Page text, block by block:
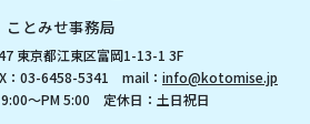
ことみせ事務局
東京都江東区富岡1-13-1 3F
：03-6458-5341 mail： info@kotomise.jp
9:00～PM 5:00 定休日：土日祝日